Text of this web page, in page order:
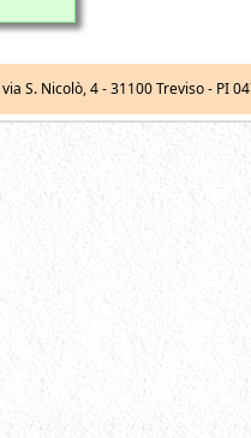
via S. Nicolò, 4-31100 Treviso - PI